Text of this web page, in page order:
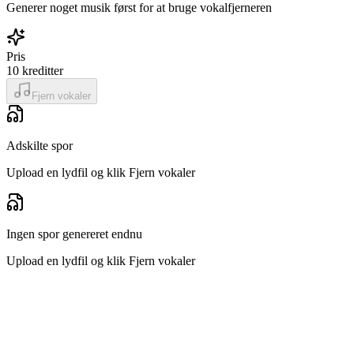
Generer noget musik først for at bruge vokalfjerneren
Pris
10 kreditter
Fjern vokaler
Adskilte spor
Upload en lydfil og klik Fjern vokaler
Ingen spor genereret endnu
Upload en lydfil og klik Fjern vokaler